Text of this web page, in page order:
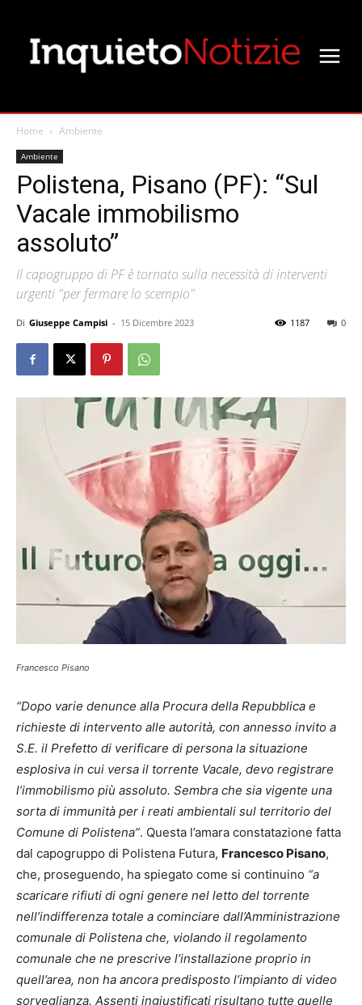
Home Ambiente
Ambiente
Polistena, Pisano (PF): “Sul
Vacale immobilismo
assoluto”
Il capogruppo di PF è tornato sulla necessità di interventi
urgenti "per fermare lo scempio"
Di Giuseppe Campisi - 15 Dicembre 2023 0
1187
Francesco Pisano
“Dopo varie denunce alla Procura della Repubblica e
richieste di intervento alle autorità, con annesso invito a
S.E. il Prefetto di verificare di persona la situazione
esplosiva in cui versa il torrente Vacale, devo registrare
l’immobilismo più assoluto. Sembra che sia vigente una
sorta di immunità per i reati ambientali sul territorio del
Comune di Polistena”. Questa l’amara constatazione fatta
dal capogruppo di Polistena Futura, Francesco Pisano,
che, proseguendo, ha spiegato come si continuino “a
scaricare rifiuti di ogni genere nel letto del torrente
nell’indifferenza totale a cominciare dall’Amministrazione
comunale di Polistena che, violando il regolamento
comunale che ne prescrive l’installazione proprio in
quell’area, non ha ancora predisposto l’impianto di video
sorveglianza. Assenti ingiustificati risultano tutte quelle